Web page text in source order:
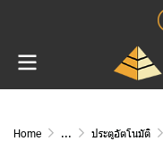
Home ... ประตูอัตโนมัติ